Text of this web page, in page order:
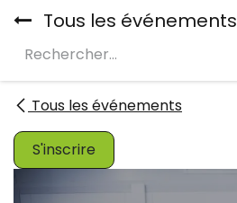
Tous les événements
Tous les événements
S'inscrire